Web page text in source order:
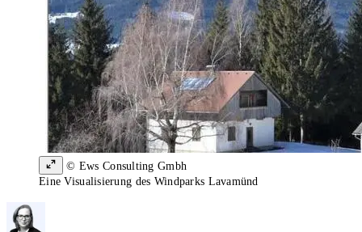
© Ews Consulting Gmbh
Eine Visualisierung des Windparks Lavamünd